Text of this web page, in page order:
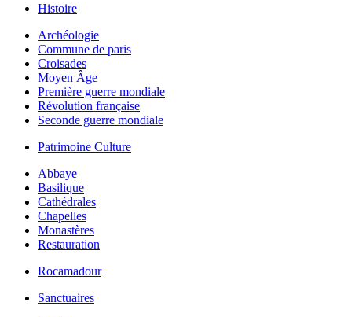
Histoire
Archéologie
Commune de paris
Croisades
Moyen Âge
Première guerre mondiale
Révolution française
Seconde guerre mondiale
Patrimoine Culture
Abbaye
Basilique
Cathédrales
Chapelles
Monastères
Restauration
Rocamadour
Sanctuaires